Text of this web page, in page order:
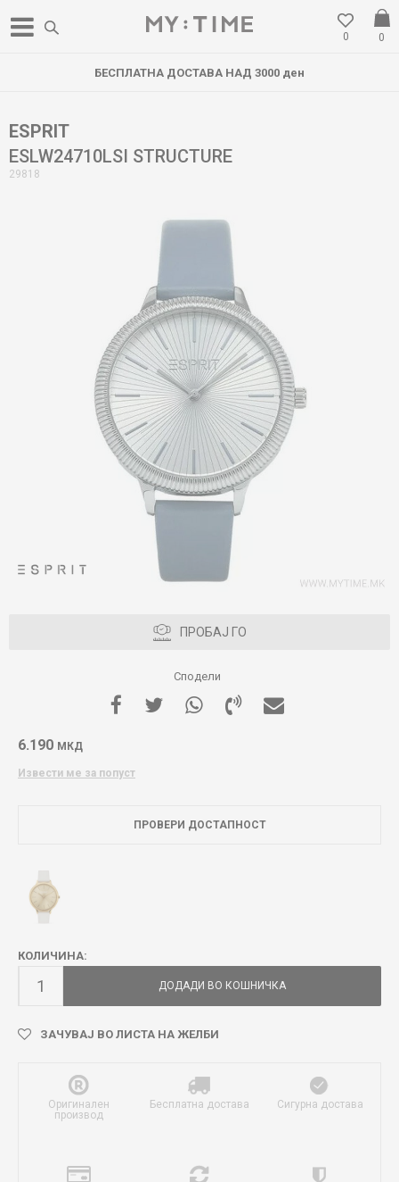
0
0
БЕСПЛАТНА ДОСТАВА НАД 3000 ден
ESPRIT
ESLW24710LSI STRUCTURE
29818
ПРОБАЈ ГО
Сподели
6.190 МКД
Извести ме за попуст
ПРОВЕРИ ДОСТАПНОСТ
КОЛИЧИНА:
ДОДАДИ ВО КОШНИЧКА
ЗАЧУВАЈ ВО ЛИСТА НА ЖЕЛБИ
Оригинален
производ
Бесплатна достава Сигурна достава